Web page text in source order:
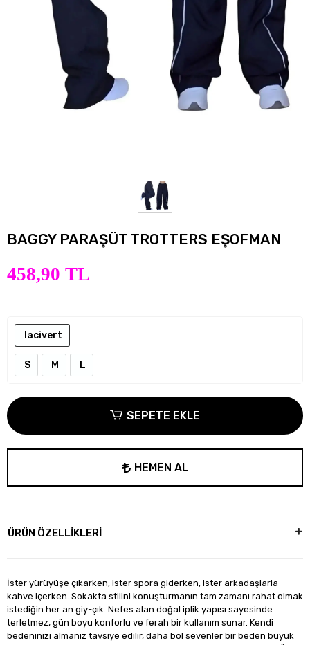
BAGGY PARAŞÜT TROTTERS EŞOFMAN
458,90 TL
lacivert
S M L
SEPETE EKLE
HEMEN AL
ÜRÜN ÖZELLİKLERİ
İster yürüyüşe çıkarken, ister spora giderken, ister arkadaşlarla
kahve içerken. Sokakta stilini konuşturmanın tam zamanı rahat olmak
istediğin her an giy-çık. Nefes alan doğal iplik yapısı sayesinde
terletmez, gün boyu konforlu ve ferah bir kullanım sunar. Kendi
bedeninizi almanız tavsiye edilir, daha bol sevenler bir beden büyük